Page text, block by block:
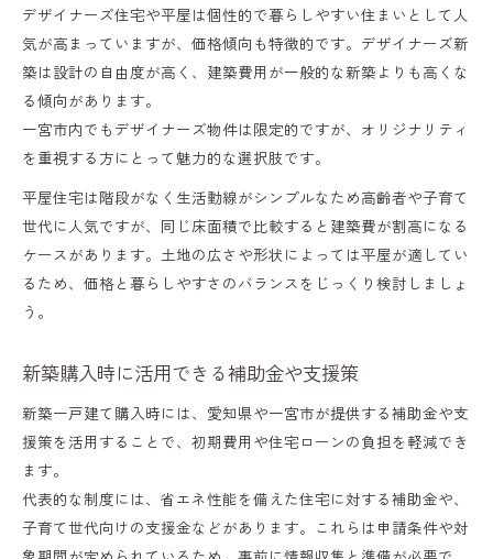
デザイナーズ住宅や平屋は個性的で暮らしやすい住まいとして人
気が高まっていますが、価格傾向も特徴的です。デザイナーズ新
築は設計の自由度が高く、建築費用が一般的な新築よりも高くな
る傾向があります。
一宮市内でもデザイナーズ物件は限定的ですが、オリジナリティ
を重視する方にとって魅力的な選択肢です。
平屋住宅は階段がなく生活動線がシンプルなため高齢者や子育て
世代に人気ですが、同じ床面積で比較すると建築費が割高になる
ケースがあります。土地の広さや形状によっては平屋が適してい
るため、価格と暮らしやすさのバランスをじっくり検討しましょ
う。
新築購入時に活用できる補助金や支援策
新築一戸建て購入時には、愛知県や一宮市が提供する補助金や支
援策を活用することで、初期費用や住宅ローンの負担を軽減でき
ます。
代表的な制度には、省エネ性能を備えた住宅に対する補助金や、
子育て世代向けの支援金などがあります。これらは申請条件や対